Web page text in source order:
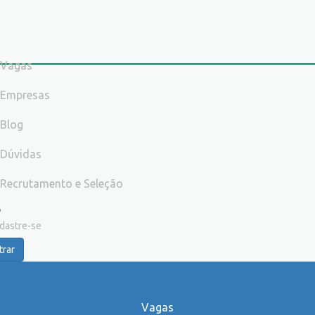
Vagas
Empresas
Blog
Dúvidas
Recrutamento e Seleção
se
Vagas